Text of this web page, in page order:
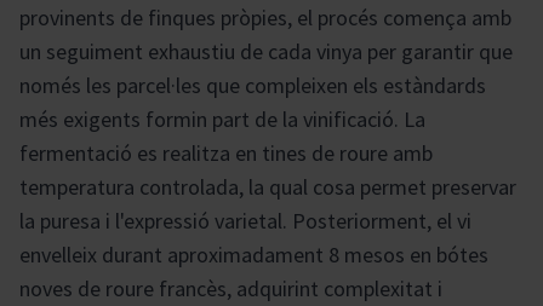
provinents de finques pròpies, el procés comença amb
un seguiment exhaustiu de cada vinya per garantir que
només les parcel·les que compleixen els estàndards
més exigents formin part de la vinificació. La
fermentació es realitza en tines de roure amb
temperatura controlada, la qual cosa permet preservar
la puresa i l'expressió varietal. Posteriorment, el vi
envelleix durant aproximadament 8 mesos en bótes
noves de roure francès, adquirint complexitat i